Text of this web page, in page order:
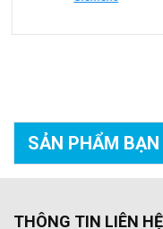
SẢN PHẨM BẠN
THÔNG TIN LIÊN HỆ